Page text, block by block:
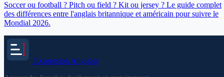
Soccer ou football ? Pitch ou field ? Kit ou jersey ? Le guide complet
des différences entre l'anglais britannique et américain pour suivre le
Mondial 2026.
Expression Anglaise